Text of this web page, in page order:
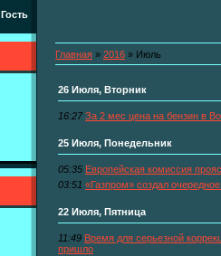
Гость
Главная » 2016 » Июль
26 Июля, Вторник
16:27 За 2 мес цена на бензин в
25 Июля, Понедельник
05:35 Европейская комиссия
03:51 «Газпром» создал
22 Июля, Пятница
11:49 Время для серьезной
пришло